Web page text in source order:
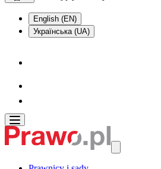
English (EN)
Українська (UA)